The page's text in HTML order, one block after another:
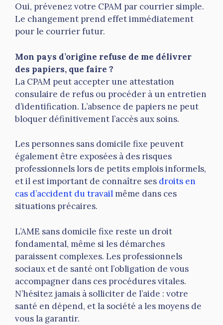
Oui, prévenez votre CPAM par courrier simple.
Le changement prend effet immédiatement
pour le courrier futur.
Mon pays d’origine refuse de me délivrer
des papiers, que faire ?
La CPAM peut accepter une attestation
consulaire de refus ou procéder à un entretien
d’identification. L’absence de papiers ne peut
bloquer définitivement l’accès aux soins.
Les personnes sans domicile fixe peuvent
également être exposées à des risques
professionnels lors de petits emplois informels,
et il est important de connaître ses droits en
cas d’accident du travail même dans ces
situations précaires.
L’AME sans domicile fixe reste un droit
fondamental, même si les démarches
paraissent complexes. Les professionnels
sociaux et de santé ont l’obligation de vous
accompagner dans ces procédures vitales.
N’hésitez jamais à solliciter de l’aide : votre
santé en dépend, et la société a les moyens de
vous la garantir.